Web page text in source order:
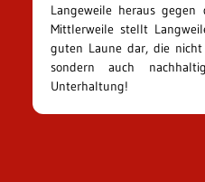
Langeweile heraus gegen
Mittlerweile stellt
guten Laune dar, die
sondern auch
Unterhaltung!